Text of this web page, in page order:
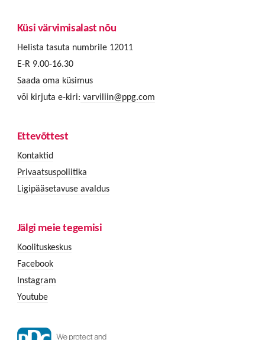
Küsi värvimisalast nõu
Helista tasuta numbrile 12011
E-R 9.00-16.30
Saada oma küsimus
või kirjuta e-kiri: varviliin@ppg.com
Ettevõttest
Kontaktid
Privaatsuspoliitika
Ligipääsetavuse avaldus
Jälgi meie tegemisi
Koolituskeskus
Facebook
Instagram
Youtube